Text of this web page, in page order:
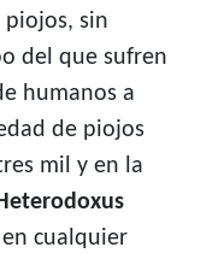
piojos, sin
del que sufren
humanos a
de piojos
mil y en la
cualquier